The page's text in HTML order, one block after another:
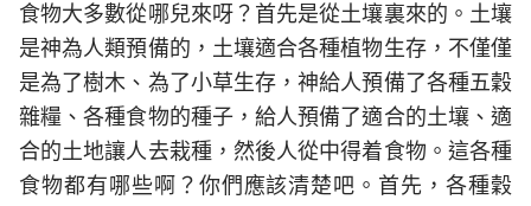
食物大多數從哪兒來呀？首先是從土壤裏來的。土壤
是神為人類預備的，土壤適合各種植物生存，不僅僅
是為了樹木、為了小草生存，神給人預備了各種五穀
雜糧、各種食物的種子，給人預備了適合的土壤、適
合的土地讓人去栽種，然後人從中得着食物。這各種
食物都有哪些啊？你們應該清楚吧。首先，各種穀